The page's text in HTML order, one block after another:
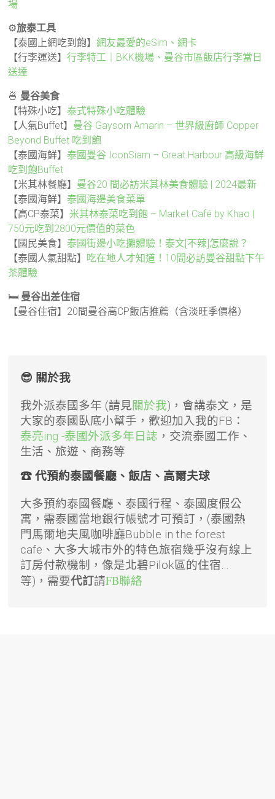
場
⚙️旅泰工具
【泰國上網吃到飽】網友最愛的eSim、網卡
【行李運送】行李特工｜BKK機場、曼谷市區飯店行李當日
送達
🍜 曼谷美食
【特殊小吃】泰式特殊小吃體驗
【人氣Buffet】 曼谷 Gaysorn Amarin – 世界級廚師 Copper
Beyond Buffet 吃到飽
【泰國海鮮】泰國曼谷 IconSiam – Great Harbour 高級海鮮
吃到飽Buffet
【米其林餐廳】 曼谷20 間必訪米其林美食體驗 | 2024最新
【泰國海鮮】泰國海邊美食菜單
【高CP泰菜】 米其林泰菜吃到飽 – Market Café by Khao |
750元吃到2800元價值的菜色
【國民美食】泰國街邊小吃攤體驗！泰文[不辣]怎麼說？
【泰國人氣甜點】 吃在地人才知道！10間必訪曼谷甜點下午
茶體驗
🛏️ 曼谷出差住宿
【曼谷住宿】20間曼谷高CP飯店推薦（含淡旺季價格）
😎 關於我
我外派泰國多年 (請見關於我)，會講泰文，是
大家的泰國臥底小幫手，歡迎加入我的FB：
泰亮ing -泰國外派多年日誌 ，交流泰國工作、
生活、旅遊、商務等
☎ 代預約泰國餐廳、飯店、高爾夫球
大多預約泰國餐廳、泰國行程、泰國度假公
寓，需泰國當地銀行帳號才可預訂，(泰國熱
門馬爾地夫風咖啡廳Bubble in the forest
cafe、大多大城市外的特色旅宿幾乎沒有線上
訂房付款機制，像是北碧Pilok區的住宿…
等)，需要代訂請FB聯絡